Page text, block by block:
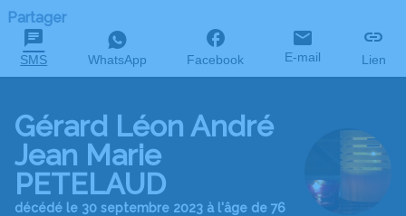
Partager
SMS WhatsApp Facebook E-mail Lien
Gérard Léon André
Jean Marie
PETELAUD
décédé le 30 septembre 2023 à l'âge de 76